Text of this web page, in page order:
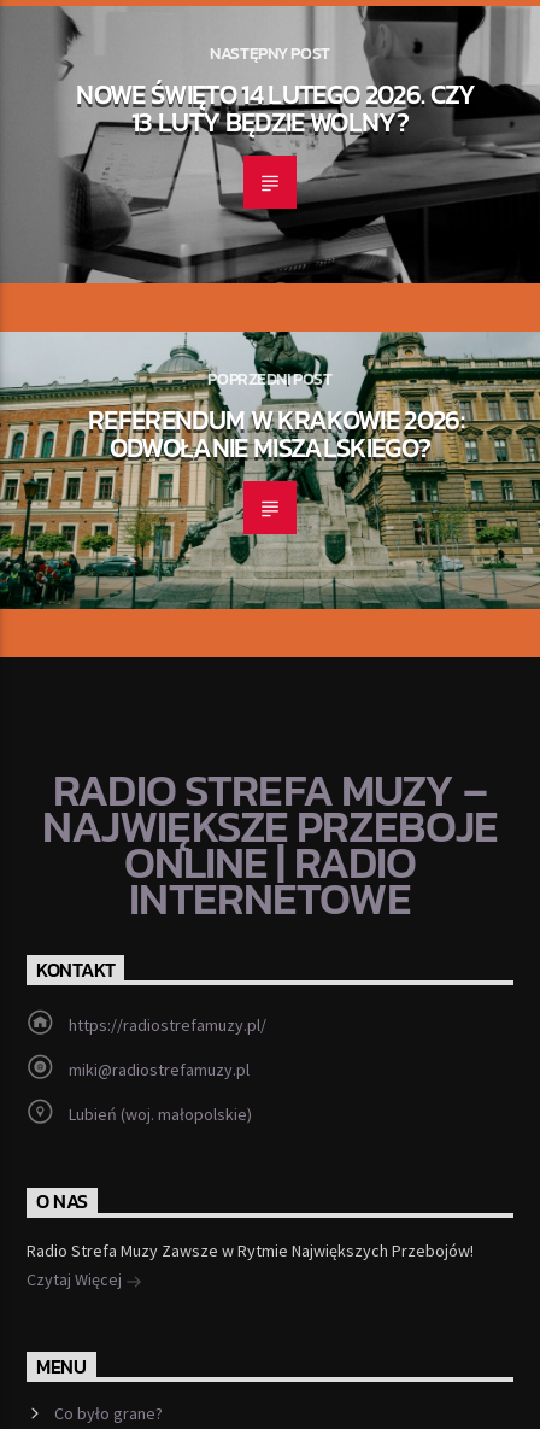
NASTĘPNY POST
NOWE ŚWIĘTO 14 LUTEGO 2026. CZY
13 LUTY BĘDZIE WOLNY?
POPRZEDNI POST
REFERENDUM W KRAKOWIE 2026:
ODWOŁANIE MISZALSKIEGO?
RADIO STREFA MUZY –
NAJWIĘKSZE PRZEBOJE
ONLINE | RADIO
INTERNETOWE
KONTAKT
https://radiostrefamuzy.pl/
miki@radiostrefamuzy.pl
Lubień (woj. małopolskie)
O NAS
Radio Strefa Muzy Zawsze w Rytmie Największych Przebojów!
Czytaj Więcej
MENU
Co było grane?